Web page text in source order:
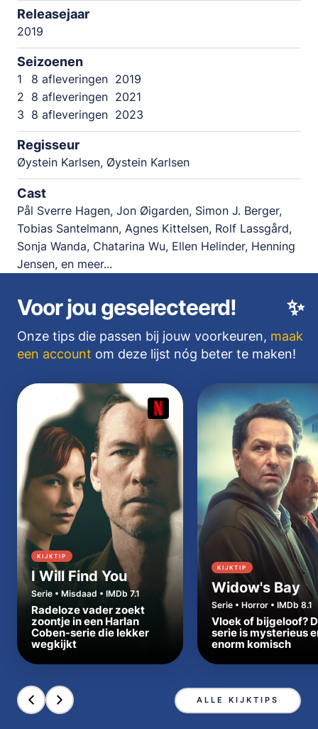
Releasejaar
2019
Seizoenen
1 8 afleveringen 2019
2 8 afleveringen 2021
3 8 afleveringen 2023
Regisseur
Øystein Karlsen, Øystein Karlsen
Cast
Pål Sverre Hagen, Jon Øigarden, Simon J. Berger,
Tobias Santelmann, Agnes Kittelsen, Rolf Lassgård,
Sonja Wanda, Chatarina Wu, Ellen Helinder, Henning
Jensen, en meer...
✨
Voor jou geselecteerd!
Onze tips die passen bij jouw voorkeuren, maak
een account om deze lijst nóg beter te maken!
KIJKTIP
I Will Find You
Serie • Misdaad • IMDb 7.1
Radeloze vader zoekt
zoontje in een Harlan
Coben-serie die lekker
wegkijkt
KIJKTIP
Widow's Bay
Serie • Horror • IMDb 8.1
Vloek of bijgeloof?
serie is mysterieus
enorm komisch
ALLE KIJKTIPS